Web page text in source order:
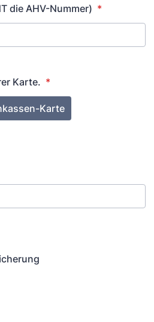
die AHV-Nummer) *
Karte. *